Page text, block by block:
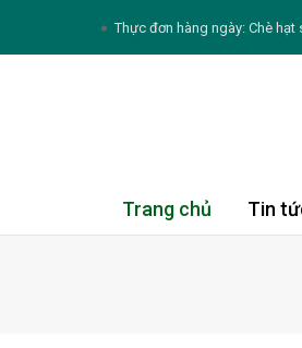
Thực đơn hàng ngày: Chè hạt
4 lý do phụ nữ mang thai nên hạn
2 bộ phận của cá nên hạn chế ăn để tránh
Trang chủ Tin